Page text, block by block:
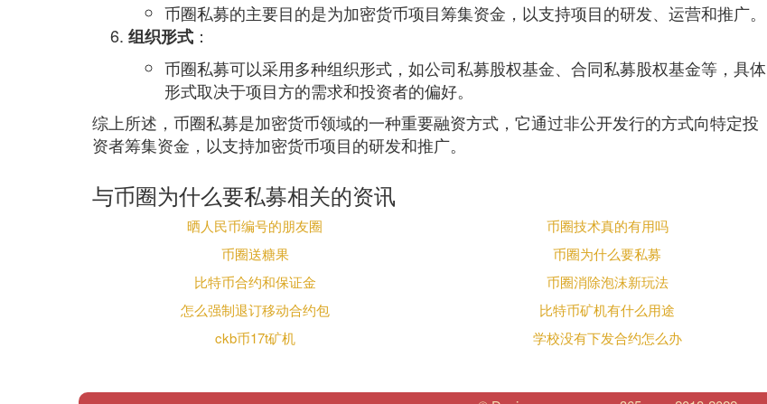
币圈私募的主要目的是为加密货币项目筹集资金，以支持项目的研发、运营和推广。
组织形式 ：
币圈私募可以采用多种组织形式，如公司私募股权基金、合同私募股权基金等，具体
形式取决于项目方的需求和投资者的偏好。
综上所述，币圈私募是加密货币领域的一种重要融资方式，它通过非公开发行的方式向特定投
资者筹集资金，以支持加密货币项目的研发和推广。
与币圈为什么要私募相关的资讯
晒人民币编号的朋友圈
币圈技术真的有用吗
币圈送糖果
币圈为什么要私募
比特币合约和保证金
币圈消除泡沫新玩法
怎么强制退订移动合约包
比特币矿机有什么用途
ckb币17t矿机
学校没有下发合约怎么办